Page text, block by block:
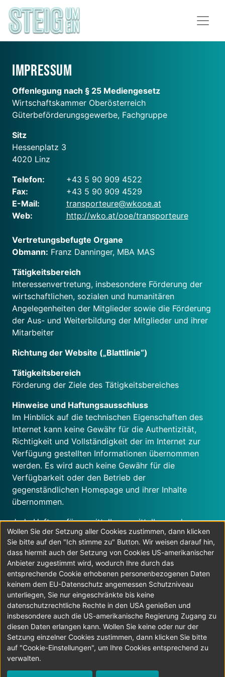
Impressum
Offenlegung nach § 25 Mediengesetz
Wirtschaftskammer Oberösterreich
Güterbeförderungsgewerbe, Fachgruppe
Sitz
Hessenplatz 3
4020 Linz
Telefon:
+43 5 90 909 4522
Fax:
+43 5 90 909 4529
E-Mail:
transporteure@wkooe.at
Web:
http://wko.at/ooe/transporteure
Vertretungsbefugte Organe
Obmann: Franz Danninger, MBA MAS
Tätigkeitsbereich
Interessenvertretung, insbesondere Förderung der
wirtschaftlichen, sozialen und humanitären
Angelegenheiten der Mitglieder sowie die Förderung
der Aus- und Weiterbildung der Mitglieder und ihrer
Mitarbeiter
Richtung der Website („Blattlinie“)
Tätigkeitsbereich
Förderung der Ziele des Tätigkeitsbereiches
Hinweise und Haftungsausschluss
Im Hinblick auf die technischen Eigenschaften des
Internet kann keine Gewähr für die Authentizität,
Richtigkeit und Vollständigkeit der im Internet zur
Verfügung gestellten Informationen übernommen
werden. Es wird auch keine Gewähr für die
Verfügbarkeit oder den Betrieb der
gegenständlichen Homepage und ihrer Inhalte
übernommen.
Jede Haftung für unmittelbare, mittelbare oder
sonstige Schäden, unabhängig von deren Ursachen,
die aus der Benutzung oder Nichtverfügbarkeit der
Daten und Informationen dieser Homepage
erwachsen, wird, soweit rechtlich zulässig,
ausgeschlossen.
Soweit im Content personenbezogene
Bezeichnungen nur in männlicher Form angeführt
sind, beziehen sie sich auf Frauen und Männer in
gleicher Weise.
Alle Rechte vorbehalten.
Wollen Sie der Setzung aller Cookies zustimmen, dann klicken
Sie bitte auf den "Ich stimme zu" Button. Wir weisen darauf hin,
dass hiermit auch der Setzung von Cookies US-amerikanischer
Anbieter zugestimmt wird, wodurch Ihre durch das
entsprechende Cookie erhobenen personenbezogenen Daten
keinem dem EU-Datenschutz angemessen Schutzniveau
unterliegen, Sie nur eingeschränkte bis keine
datenschutzrechtliche Rechte in den USA genießen und
insbesondere auch die US-amerikanische Regierung Zugang zu
diesen Daten erlangen kann. Wollen Sie keine oder nur der
Setzung einzelner Cookies zustimmen, dann klicken Sie bitte
auf "Cookie-Einstellungen", um Ihre Cookies entsprechend zu
verwalten.